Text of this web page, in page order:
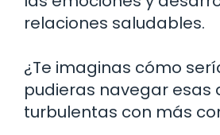
relaciones saludables.
¿Te imaginas cómo
pudieras navegar esas
turbulentas con más